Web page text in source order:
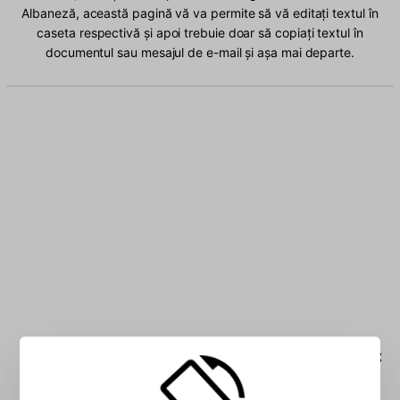
Albaneză, această pagină vă va permite să vă editați textul în
caseta respectivă și apoi trebuie doar să copiați textul în
documentul sau mesajul de e-mail și așa mai departe.
Introduceți Albaneză caractere în căsuța de text: